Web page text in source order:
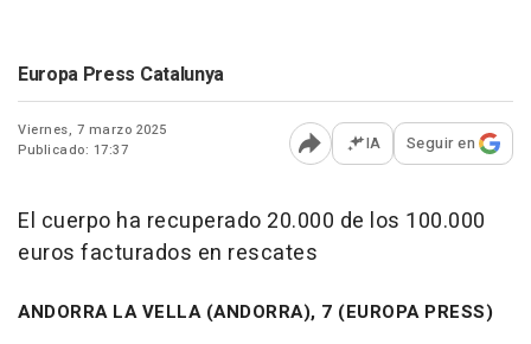
Europa Press Catalunya
Viernes, 7 marzo 2025
Publicado: 17:37
Abrir opciones para
IA Seguir en
El cuerpo ha recuperado 20.000 de los 100.000
euros facturados en rescates
ANDORRA LA VELLA (ANDORRA), 7 (EUROPA PRESS)